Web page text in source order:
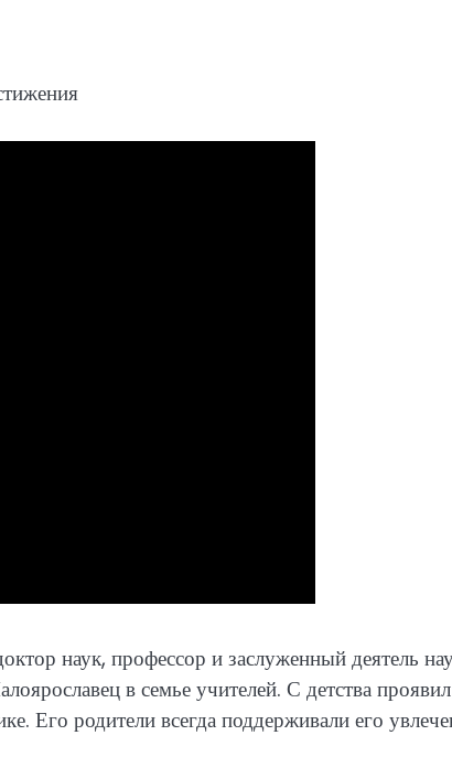
наук, профессор и заслуженный деятель
в семье учителей. С детства проявил
Его родители всегда поддерживали его